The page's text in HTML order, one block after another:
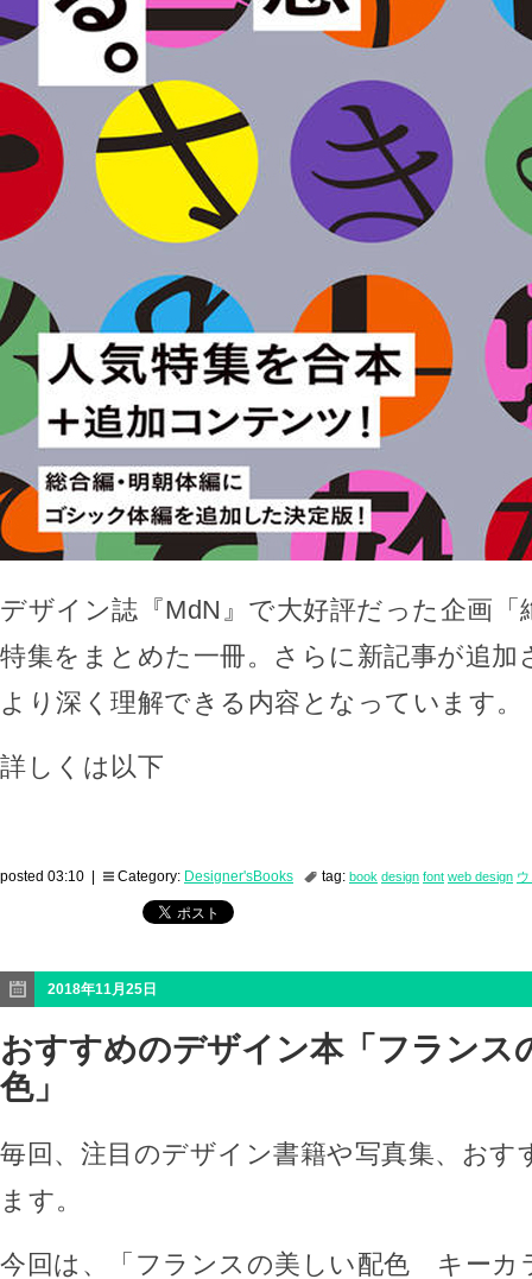
デザイン誌『MdN』で大好評だった企画「
特集をまとめた一冊。さらに新記事が追加
より深く理解できる内容となっています。
詳しくは以下
posted 03:10 | Category: Designer'sBooks tag: book design font web design
2018年11月25日
おすすめのデザイン本「フランス
色」
毎回、注目のデザイン書籍や写真集、おす
ます。
今回は、「フランスの美しい配色 キーカ